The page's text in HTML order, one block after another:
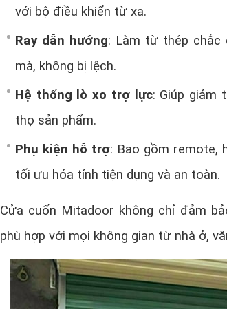
với bộ điều khiển từ xa.
Ray dẫn hướng: Làm từ thép chắc
mà, không bị lệch.
Hệ thống lò xo trợ lực: Giúp giảm
thọ sản phẩm.
Phụ kiện hỗ trợ: Bao gồm remote,
tối ưu hóa tính tiện dụng và an toàn.
Cửa cuốn Mitadoor không chỉ đảm
phù hợp với mọi không gian từ nhà ở,